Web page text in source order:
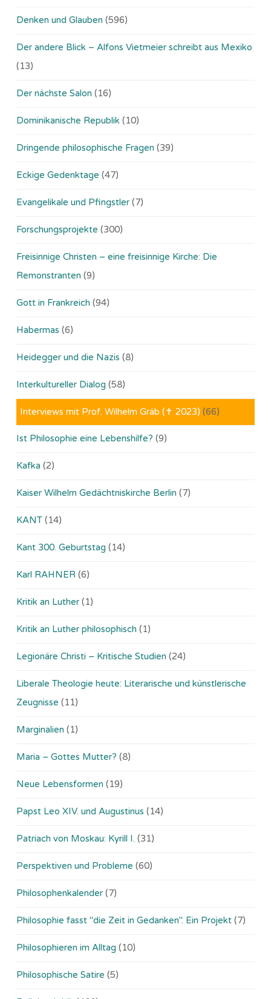
Denken und Glauben (596)
Der andere Blick – Alfons Vietmeier schreibt aus Mexiko
(13)
Der nächste Salon (16)
Dominikanische Republik (10)
Dringende philosophische Fragen (39)
Eckige Gedenktage (47)
Evangelikale und Pfingstler (7)
Forschungsprojekte (300)
Freisinnige Christen – eine freisinnige Kirche: Die
Remonstranten (9)
Gott in Frankreich (94)
Habermas (6)
Heidegger und die Nazis (8)
Interkultureller Dialog (58)
Interviews mit Prof. Wilhelm Gräb (✝ 2023) (66)
Ist Philosophie eine Lebenshilfe? (9)
Kafka (2)
Kaiser Wilhelm Gedächtniskirche Berlin (7)
KANT (14)
Kant 300. Geburtstag (14)
Karl RAHNER (6)
Kritik an Luther (1)
Kritik an Luther philosophisch (1)
Legionäre Christi – Kritische Studien (24)
Liberale Theologie heute: Literarische und künstlerische
Zeugnisse (11)
Marginalien (1)
Maria – Gottes Mutter? (8)
Neue Lebensformen (19)
Papst Leo XIV. und Augustinus (14)
Patriach von Moskau: Kyrill I. (31)
Perspektiven und Probleme (60)
Philosophenkalender (7)
Philosophie fasst "die Zeit in Gedanken". Ein Projekt (7)
Philosophieren im Alltag (10)
Philosophische Satire (5)